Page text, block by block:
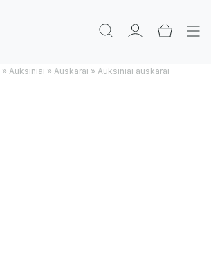
» Auksiniai » Auskarai » Auksiniai auskarai